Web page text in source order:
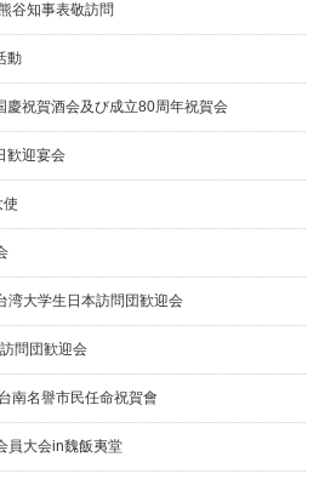
谷知事表敬訪問
動
祝賀酒会及び成立80周年祝賀会
歓迎宴会
大学生日本訪問団歓迎会
問団歓迎会
南名譽市民任命祝賀會
大会in魏飯夷堂